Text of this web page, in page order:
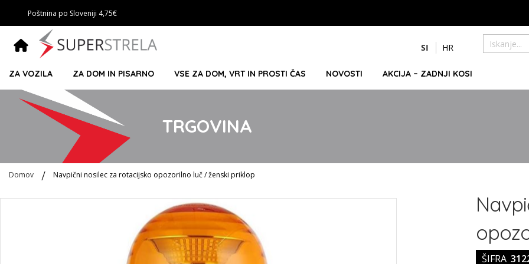
Poštnina po Sloveniji 4,75€
na
SI HR
ZA VOZILA ZA DOM IN PISARNO VSE ZA DOM, VRT IN PROSTI ČAS NOVOSTI AKCIJA – ZADNJI KOSI
TRGOVINA
Domov Navpični nosilec za rotacijsko opozorilno luč / ženski priklop
ŠIFRA